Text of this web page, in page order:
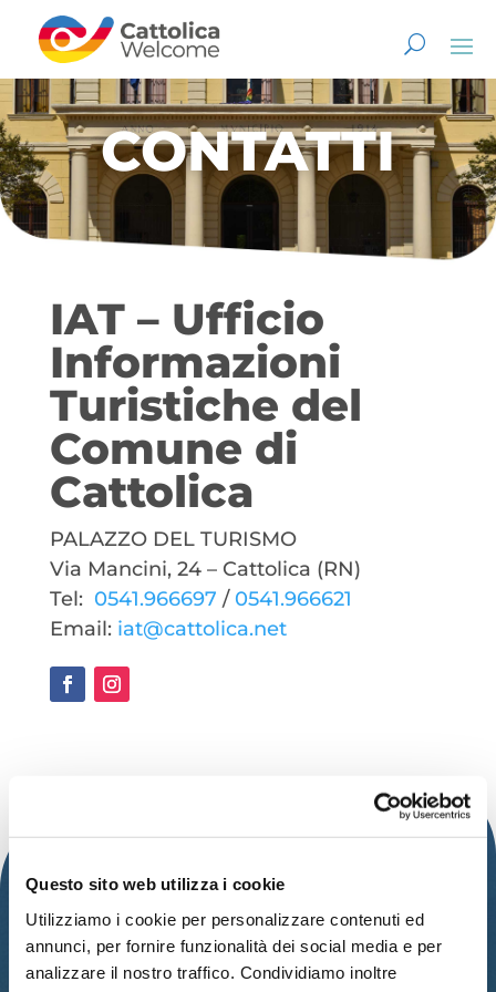
Questo sito web utilizza i cookie
Utilizziamo i cookie per personalizzare contenuti ed
annunci, per fornire funzionalità dei social media e per
analizzare il nostro traffico. Condividiamo inoltre
CONTATTI
IAT – Ufficio
Informazioni
Turistiche del
Comune di
Cattolica
PALAZZO DEL TURISMO
Via Mancini, 24 – Cattolica (RN)
Tel: 0541.966697 /0541.966621
Email: iat@cattolica.net